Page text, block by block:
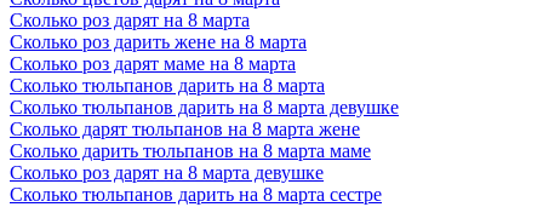
Сколько роз дарят на 8 марта
Сколько роз дарить жене на 8 марта
Сколько роз дарят маме на 8 марта
Сколько тюльпанов дарить на 8 марта
Сколько тюльпанов дарить на 8 марта девушке
Сколько дарят тюльпанов на 8 марта жене
Сколько дарить тюльпанов на 8 марта маме
Сколько роз дарят на 8 марта девушке
Сколько тюльпанов дарить на 8 марта сестре
мало кто продолжает придерживаться этих правил. Пожалуй, не
важно сколько цветов в букете. Гораздо важнее дарить близким
людям внимание и хорошее настроение!
Что подарить с букетом цветов
Цветы являются неотъемлемой частью подарков и поздравлений
по всевозможным поводам. Но чаще всего, поздравления и
презенты не ограничиваются только букетом. Рассмотрим